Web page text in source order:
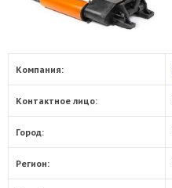
Компания:
Контактное лицо:
Город:
Регион: